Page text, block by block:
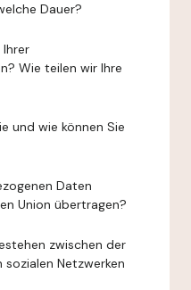
Dauer?
Wie teilen wir Ihre
und wie können Sie
Daten
Union übertragen?
zwischen der
Netzwerken